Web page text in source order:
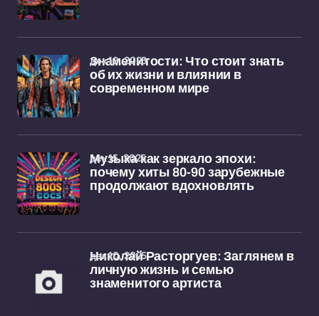
Знаменитости: Что стоит знать
об их жизни и влиянии в
современном мире
дек 19, 2025
Музыка как зеркало эпохи:
почему хиты 80-90 зарубежные
продолжают вдохновлять
дек 15, 2025
Николай Расторгуев: Заглянем в
личную жизнь и семью
знаменитого артиста
дек 10, 2025